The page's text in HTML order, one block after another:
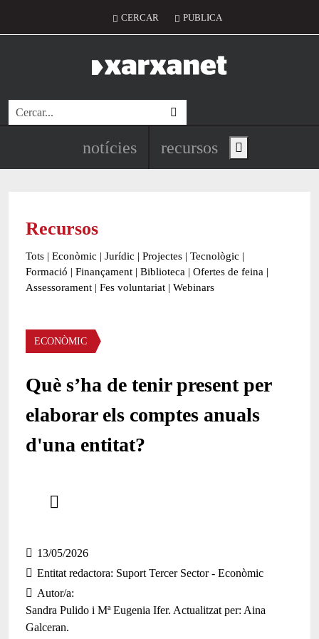
Menú del compte d'usuari
CERCAR PUBLICA
Cerca
Navegació principal de
notícies recursos Show main menu
Recursos
Tots | Econòmic | Jurídic | Projectes | Tecnològic |
Formació | Finançament | Biblioteca | Ofertes de feina |
Assessorament | Fes voluntariat | Webinars
Àmbit
ECONÒMIC
Què s’ha de tenir present per
elaborar els comptes anuals
d'una entitat?
13/05/2026
Entitat redactora Suport Tercer Sector - Econòmic
Autor/a
Sandra Pulido i Mª Eugenia Ifer. Actualitzat per: Aina
Galceran.